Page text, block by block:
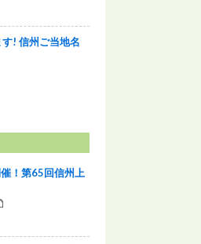
! 信州ご当地名
！第65回信州上